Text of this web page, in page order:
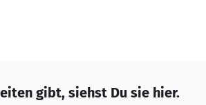
gibt, siehst Du sie hier.